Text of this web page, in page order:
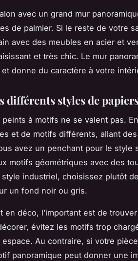
avec un grand mur
de palmier. Si le reste de votre
avec des meubles en acier et
et très chic. Le mur
donne du caractère à votre
différents styles de
à motifs ne se valent pas.
et de motifs différents, allant
avez un penchant pour le style
motifs géométriques avec des
industriel, choisissez plutôt
un fond noir ou gris.
en déco, l’important est de
évitez les motifs trop
Au contraire, si votre
panoramique peut donner une